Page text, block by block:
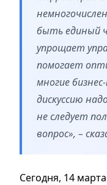
быть единый
упрощает
помогает
многие
дискуссию
не следует
вопрос», –
Сегодня, 14